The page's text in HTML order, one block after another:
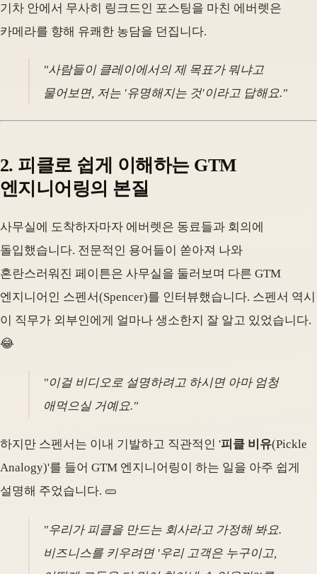
기차 안에서 무사히 링크드인 포스팅을 마친 에버렛은
카메라를 향해 유쾌한 농담을 던집니다.
"사람들이 클레이에서의 제 목표가 뭐냐고
물어보면, 저는 '유명해지는 것'이라고 답해요."
2. 피클로 쉽게 이해하는 GTM
엔지니어링의 본질
사무실에 도착하자마자 에버렛은 동료들과 회의에
돌입했습니다. 전문적인 용어들이 쏟아져 나와
혼란스러워진 페이튼은 사무실을 둘러보며 다른 GTM
엔지니어인 스펜서(Spencer)를 인터뷰했습니다. 스펜서 역시
이 직무가 외부인에게 얼마나 생소한지 잘 알고 있었습니다.
😂
"이걸 비디오로 설명하려고 하시면 아마 엄청
애먹으실 거예요."
하지만 스펜서는 이내 기발하고 직관적인 '피클 비유(Pickle
Analogy)'를 들어 GTM 엔지니어링이 하는 일을 아주 쉽게
설명해 주었습니다. 🥒
"우리가 피클을 만드는 회사라고 가정해 봐요.
비즈니스를 키우려면 '우리 고객은 누구이고,